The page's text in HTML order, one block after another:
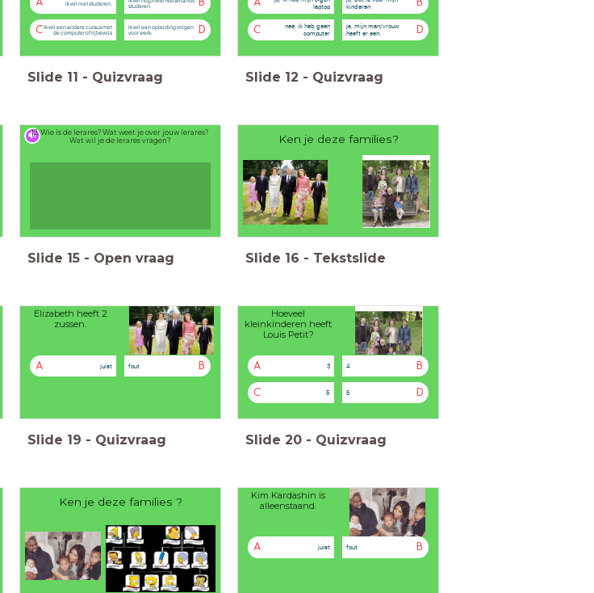
A Ik wil niet studeren. B
studeren.
CIk wil een andere cursus met
de computer of rijbewijs D
Ik wil een opleiding volgen
voor werk.
Slide 11 - Quizvraag
A
laptop
B
kinderen
C
nee, ik heb geen
computer
D
ja, mijn man/vrouw
heeft er een.
Slide 12 - Quizvraag
12. Wie is de lerares? Wat weet je over jouw lerares?
Wat wil je de lerares vragen?
Slide 15 - Open vraag
Ken je deze families?
Slide 16 - Tekstslide
Elizabeth heeft 2
zussen.
A juist B
fout
Slide 19 - Quizvraag
Hoeveel
kleinkinderen heeft
Louis Petit?
A 3 B
4
C 5 D
6
Slide 20 - Quizvraag
Ken je deze families ?
Kim Kardashin is
alleenstaand.
A juist B
fout